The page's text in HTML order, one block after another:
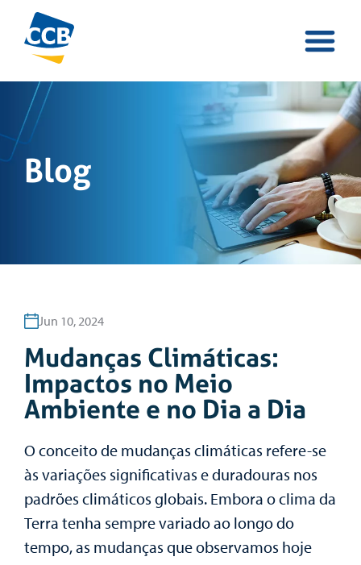
Blog
Jun 10, 2024
Mudanças Climáticas:
Impactos no Meio
Ambiente e no Dia a Dia
O conceito de mudanças climáticas refere-se
às variações significativas e duradouras nos
padrões climáticos globais. Embora o clima da
Terra tenha sempre variado ao longo do
tempo, as mudanças que observamos hoje